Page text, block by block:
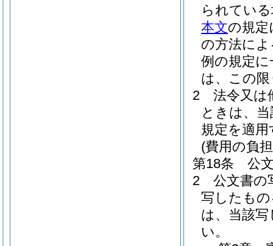
られてい
本文の規定
の方法に
例の規定
は、この
2
法令又は
ときは、
規定を適用
(費用の負
第18条
公
2
公文書の
写したも
は、当該
い。